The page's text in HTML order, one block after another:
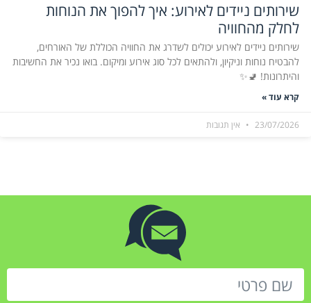
שירותים ניידים לאירוע: איך להפוך את הנוחות
לחלק מהחוויה
שירותים ניידים לאירוע יכולים לשדרג את החוויה הכוללת של האורחים,
להבטיח נוחות וניקיון, ולהתאים לכל סוג אירוע ומיקום. בואו נכיר את החשיבות
והיתרונות! 🚽✨
קרא עוד »
23/07/2026 אין תגובות